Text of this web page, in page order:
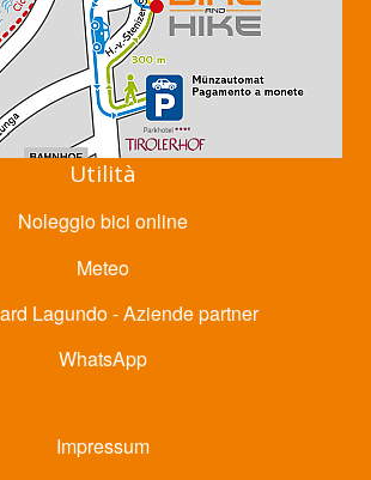
Utilità
Noleggio bici online
Meteo
Lagundo - Aziende partner
WhatsApp
Impressum